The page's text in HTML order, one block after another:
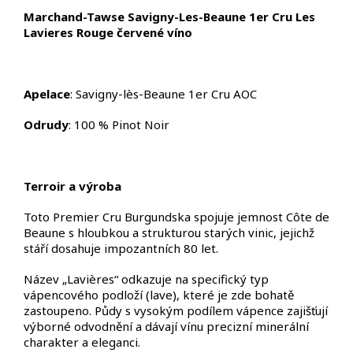
Marchand-Tawse Savigny-Les-Beaune 1er Cru Les
Lavieres Rouge červené víno
Apelace: Savigny-lès-Beaune 1er Cru AOC
Odrudy: 100 % Pinot Noir
Terroir a výroba
Toto Premier Cru Burgundska spojuje jemnost Côte de
Beaune s hloubkou a strukturou starých vinic, jejichž
stáří dosahuje impozantních 80 let.
Název „Lavières“ odkazuje na specifický typ
vápencového podloží (lave), které je zde bohatě
zastoupeno. Půdy s vysokým podílem vápence zajišťují
výborné odvodnění a dávají vínu precizní minerální
charakter a eleganci.